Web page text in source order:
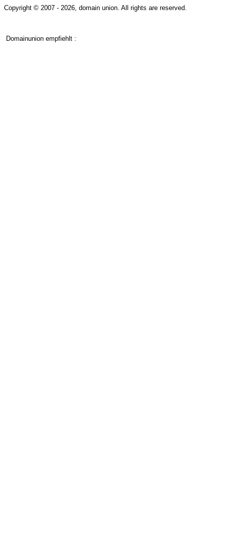
Copyright © 2007 - 2026, domain union. All rights are reserved.
Domainunion empfiehlt :